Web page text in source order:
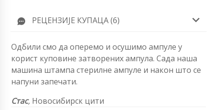
РЕЦЕНЗИЈЕ КУПАЦА (6)
Одбили смо да оперемо и осушимо ампуле у
корист куповине затворених ампула. Сада наша
машина штампа стерилне ампуле и након што се
напуни запечати.
Стас, Новосибирск цити